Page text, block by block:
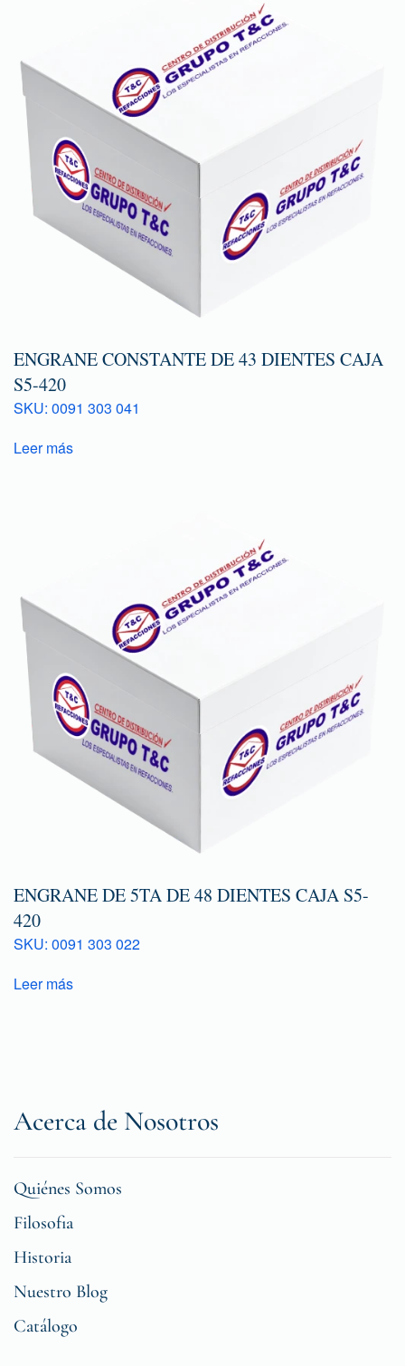
ENGRANE CONSTANTE DE 43 DIENTES CAJA
S5-420
SKU: 0091 303 041
Leer más
ENGRANE DE 5TA DE 48 DIENTES CAJA S5-
420
SKU: 0091 303 022
Leer más
Acerca de Nosotros
Quiénes Somos
Filosofia
Historia
Nuestro Blog
Catálogo